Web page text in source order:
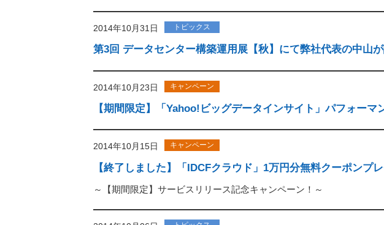
2014年10月31日 トピックス
第3回 データセンター構築運用展【秋】にて弊社代表の中山
2014年10月23日 キャンペーン
【期間限定】「Yahoo!ビッグデータインサイト」パフォーマ
2014年10月15日 キャンペーン
【終了しました】「IDCFクラウド」1万円分無料クーポンプ
～【期間限定】サービスリリース記念キャンペーン！～